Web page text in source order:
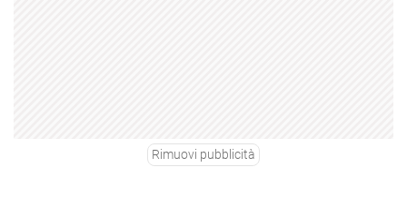
Rimuovi pubblicità